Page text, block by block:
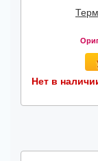
Нет в